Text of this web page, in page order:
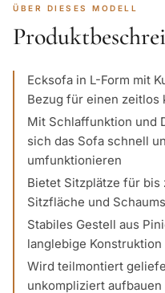
ÜBER DIESES MODELL
Ecksofa in L-Form mit
Bezug für einen zeitlos
Mit Schlaffunktion und
sich das Sofa schnell
umfunktionieren
Bietet Sitzplätze für
Sitzfläche und
Stabiles Gestell aus
langlebige Konstruktion
Wird teilmontiert
unkompliziert aufbauen